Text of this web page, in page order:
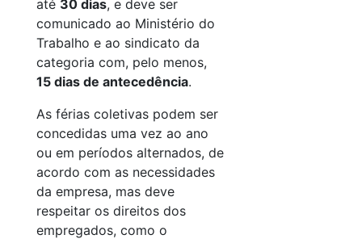
até 30 dias, e deve ser
comunicado ao Ministério do
Trabalho e ao sindicato da
categoria com, pelo menos,
15 dias de antecedência.
As férias coletivas podem ser
concedidas uma vez ao ano
ou em períodos alternados, de
acordo com as necessidades
da empresa, mas deve
respeitar os direitos dos
empregados, como o